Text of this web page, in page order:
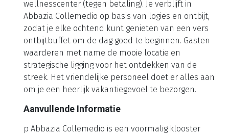
wellnesscenter (tegen betaling). Je verblijft in
Abbazia Collemedio op basis van logies en ontbijt,
zodat je elke ochtend kunt genieten van een vers
ontbijtbuffet om de dag goed te beginnen. Gasten
waarderen met name de mooie locatie en
strategische ligging voor het ontdekken van de
streek. Het vriendelijke personeel doet er alles aan
om je een heerlijk vakantiegevoel te bezorgen.
Aanvullende Informatie
p Abbazia Collemedio is een voormalig klooster